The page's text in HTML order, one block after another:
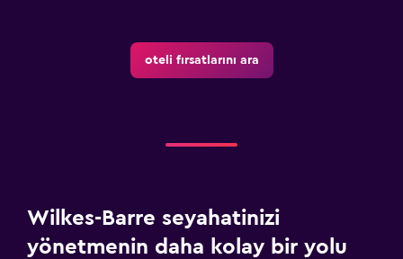
oteli fırsatlarını ara
Wilkes-Barre seyahatinizi
yönetmenin daha kolay bir yolu